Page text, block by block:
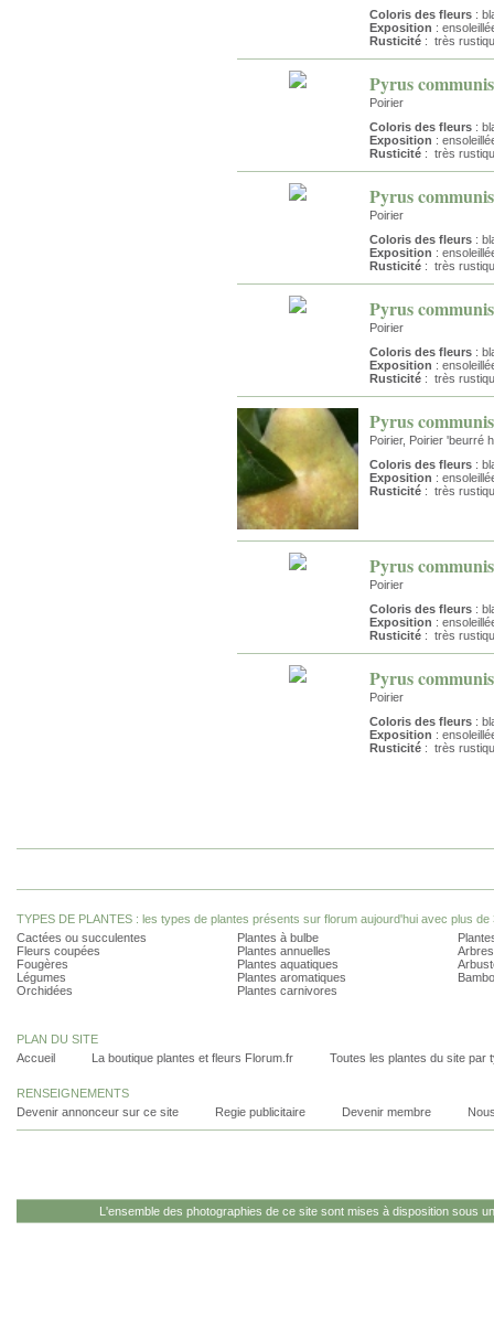
Coloris des fleurs :
Exposition :
Rusticité : très
Pyrus
Poirier
Coloris des fleurs :
Exposition :
Rusticité : très
Pyrus
Poirier
Coloris des fleurs :
Exposition :
Rusticité : très
Pyrus
Poirier
Coloris des fleurs :
Exposition :
Rusticité : très
Pyrus
Poirier, Poirier 'beurré
Coloris des fleurs :
Exposition :
Rusticité : très
Pyrus
Poirier
Coloris des fleurs :
Exposition :
Rusticité : très
Pyrus
Poirier
Coloris des fleurs :
Exposition :
Rusticité : très
TYPES DE PLANTES : les types de plantes présents sur florum aujourd'hui avec plus de
Cactées ou succulentes
Fleurs coupées
Fougères
Légumes
Orchidées
Plantes à bulbe
Plantes annuelles
Plantes aquatiques
Plantes aromatiques
Plantes carnivores
PLAN DU SITE
Accueil
La boutique plantes et fleurs Florum.fr Toutes les plantes du site par
RENSEIGNEMENTS
Devenir annonceur sur ce site
Regie publicitaire Devenir membre
L'ensemble des photographies de ce site sont mises à disposition sous